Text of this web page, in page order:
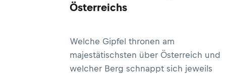
anderen dem traditionellen
Berghäuser vor, an deren Aussehen
sich die Geister scheiden.
Österreichs
Welche Gipfel thronen am
majestätischsten über Österreich und
welcher Berg schnappt sich jeweils